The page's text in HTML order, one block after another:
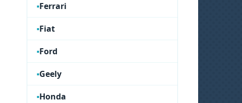
Ferrari
Fiat
Ford
Geely
Honda